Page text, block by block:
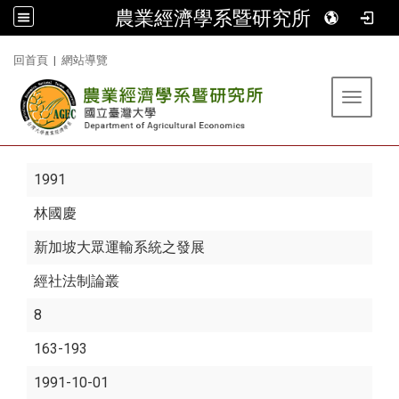
農業經濟學系暨研究所
回首頁 | 網站導覽
Toggle
1991
林國慶
新加坡大眾運輸系統之發展
經社法制論叢
8
163-193
1991-10-01